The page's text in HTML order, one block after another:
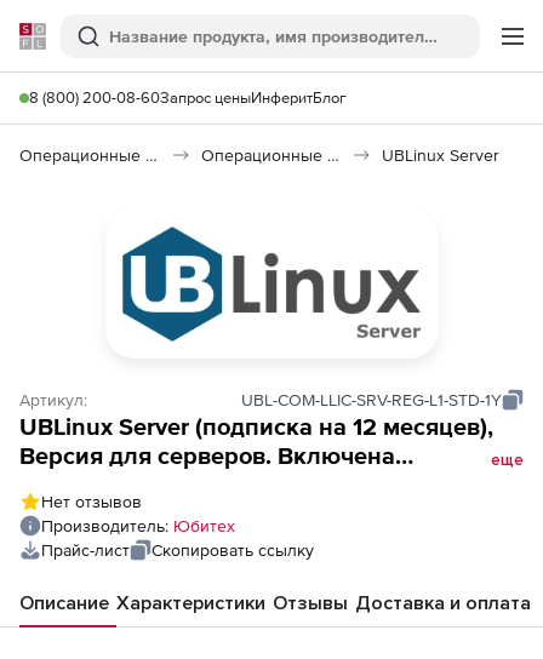
Softline
Поиск
8 (800) 200-08-60Запрос ценыИнферитБлог
Операционные системы Операционные системы Linux & Unix UBLinux Server
Артикул: UBL-COM-LLIC-SRV-REG-L1-STD-1Y
UBLinux Server (подписка на 12 месяцев),
Версия для серверов. Включена
стандартный
еще
Нет отзывов
Производитель: Юбитех
Прайс-лист
Скопировать ссылку
Описание Характеристики Отзывы Доставка и оплата